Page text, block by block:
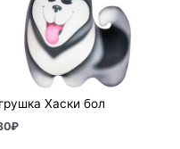
Хаски бол
₽